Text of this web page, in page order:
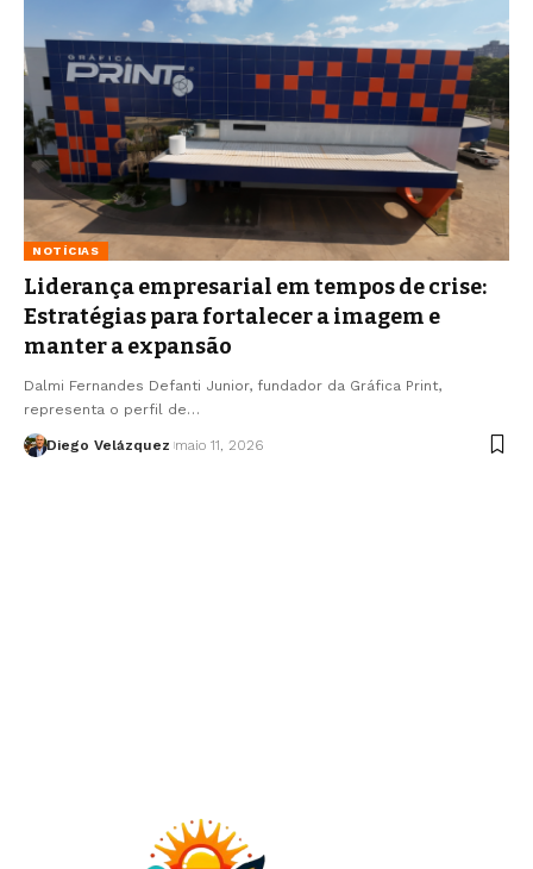
NOTÍCIAS
Liderança empresarial em tempos de crise:
Estratégias para fortalecer a imagem e
manter a expansão
Dalmi Fernandes Defanti Junior, fundador da Gráfica Print,
representa o perfil de…
Diego Velázquez maio 11, 2026